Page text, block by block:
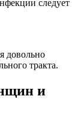
следует
довольно
тракта.
и